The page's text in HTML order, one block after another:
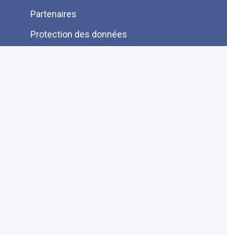
Partenaires
Protection des données